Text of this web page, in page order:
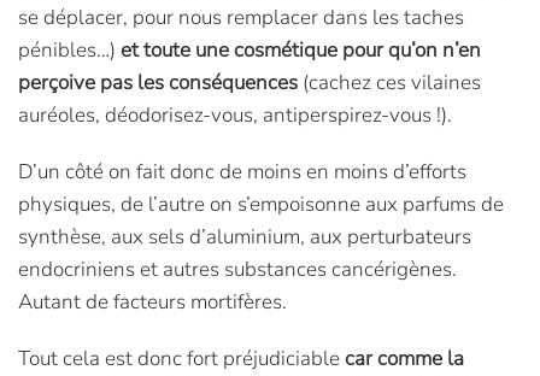
se déplacer, pour nous remplacer dans les taches
pénibles…) et toute une cosmétique pour qu’on n’en
perçoive pas les conséquences (cachez ces vilaines
auréoles, déodorisez-vous, antiperspirez-vous !).
D’un côté on fait donc de moins en moins d’efforts
physiques, de l’autre on s’empoisonne aux parfums de
synthèse, aux sels d’aluminium, aux perturbateurs
endocriniens et autres substances cancérigènes.
Autant de facteurs mortifères.
Tout cela est donc fort préjudiciablecar comme la